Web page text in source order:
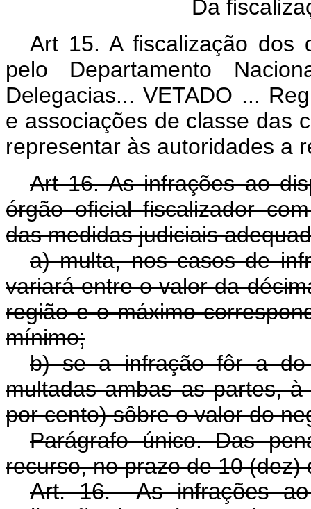
Da
Art 15. A fiscalização dos
pelo Departamento
Delegacias...VETADO ...
e associações de classe das
representar às autoridades a
Art 16. As infrações ao
órgão oficial fiscalizador
das medidas judiciais
a) multa, nos casos de
variará entre o valor da
região e o máximo
mínimo;
b) se a infração fôr a do
multadas ambas as partes,
por cento) sôbre o valor do
Parágrafo único. Das
recurso, no prazo de 10
Art. 16. As infrações ao